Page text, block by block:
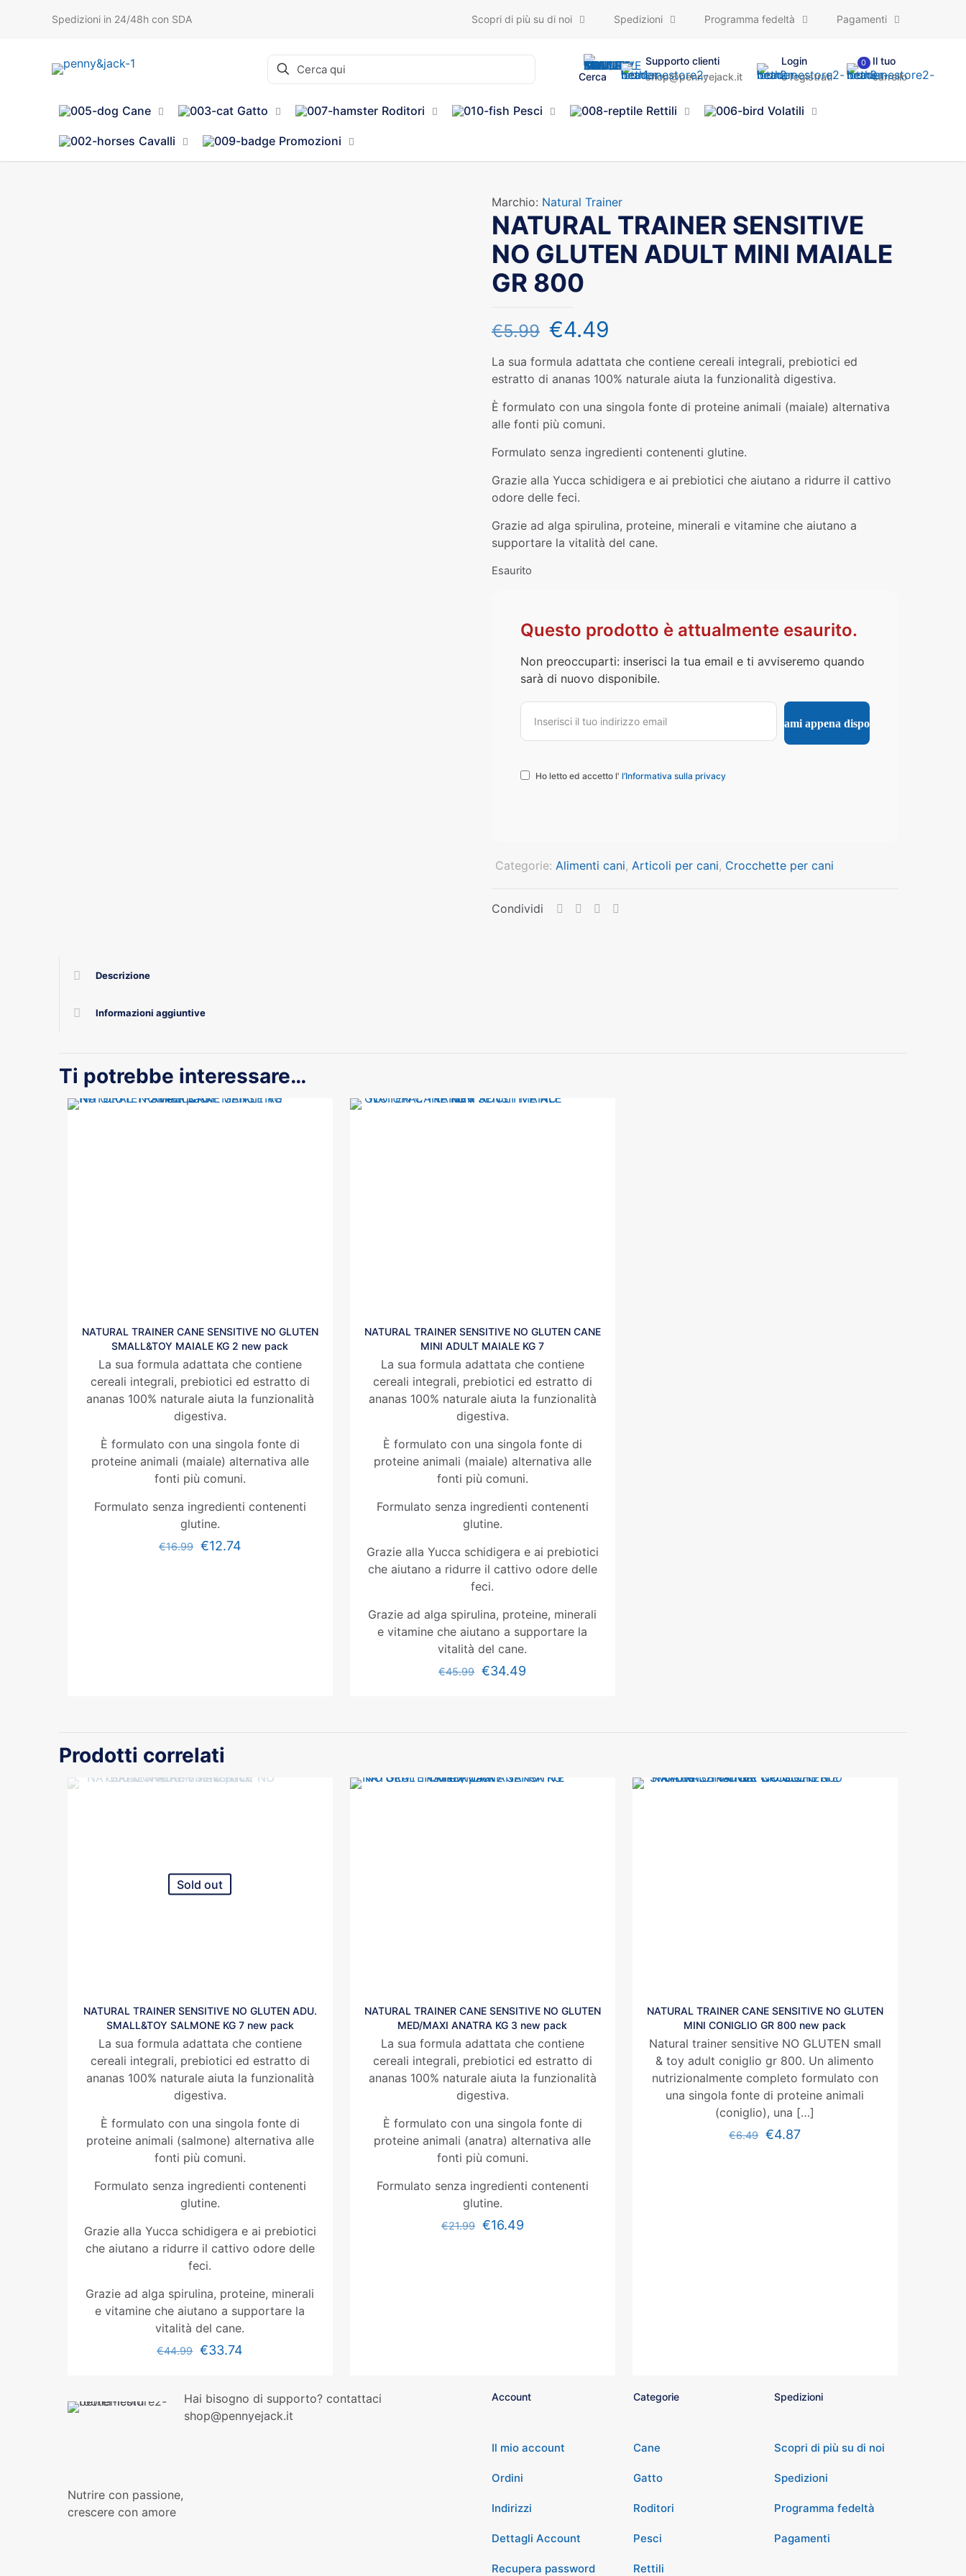
Spedizioni in 24/48h con SDA Scopri di più su di noi Spedizioni Programma fedeltà Pagamenti
Cerca
Supporto clienti
shop@pennyejack.it
Login
o registrati
0
Il tuo
carrello
Cane Gatto Roditori Pesci Rettili Volatili
Cavalli Promozioni
Marchio: Natural Trainer
NATURAL TRAINER SENSITIVE
NO GLUTEN ADULT MINI MAIALE
GR 800
€5.99 €4.49
La sua formula adattata che contiene cereali integrali, prebiotici ed
estratto di ananas 100% naturale aiuta la funzionalità digestiva.
È formulato con una singola fonte di proteine animali (maiale) alternativa
alle fonti più comuni.
Formulato senza ingredienti contenenti glutine.
Grazie alla Yucca schidigera e ai prebiotici che aiutano a ridurre il cattivo
odore delle feci.
Grazie ad alga spirulina, proteine, minerali e vitamine che aiutano a
supportare la vitalità del cane.
Esaurito
Questo prodotto è attualmente esaurito.
Non preoccuparti: inserisci la tua email e ti avviseremo quando
sarà di nuovo disponibile.
Ho letto ed accetto l' l’Informativa sulla privacy
Categorie: Alimenti cani, Articoli per cani, Crocchette per cani
Condividi
Descrizione
Informazioni aggiuntive
Ti potrebbe interessare…
NATURAL TRAINER CANE SENSITIVE NO GLUTEN
SMALL&TOY MAIALE KG 2 new pack
La sua formula adattata che contiene
cereali integrali, prebiotici ed estratto di
ananas 100% naturale aiuta la funzionalità
digestiva.
È formulato con una singola fonte di
proteine animali (maiale) alternativa alle
fonti più comuni.
Formulato senza ingredienti contenenti
glutine.
€16.99 €12.74
NATURAL TRAINER SENSITIVE NO GLUTEN CANE
MINI ADULT MAIALE KG 7
La sua formula adattata che contiene
cereali integrali, prebiotici ed estratto di
ananas 100% naturale aiuta la funzionalità
digestiva.
È formulato con una singola fonte di
proteine animali (maiale) alternativa alle
fonti più comuni.
Formulato senza ingredienti contenenti
glutine.
Grazie alla Yucca schidigera e ai prebiotici
che aiutano a ridurre il cattivo odore delle
feci.
Grazie ad alga spirulina, proteine, minerali
e vitamine che aiutano a supportare la
vitalità del cane.
€45.99 €34.49
Prodotti correlati
Sold out
NATURAL TRAINER SENSITIVE NO GLUTEN ADU.
SMALL&TOY SALMONE KG 7 new pack
La sua formula adattata che contiene
cereali integrali, prebiotici ed estratto di
ananas 100% naturale aiuta la funzionalità
digestiva.
È formulato con una singola fonte di
proteine animali (salmone) alternativa alle
fonti più comuni.
Formulato senza ingredienti contenenti
glutine.
Grazie alla Yucca schidigera e ai prebiotici
che aiutano a ridurre il cattivo odore delle
feci.
Grazie ad alga spirulina, proteine, minerali
e vitamine che aiutano a supportare la
vitalità del cane.
€44.99 €33.74
NATURAL TRAINER CANE SENSITIVE NO GLUTEN
MED/MAXI ANATRA KG 3 new pack
La sua formula adattata che contiene
cereali integrali, prebiotici ed estratto di
ananas 100% naturale aiuta la funzionalità
digestiva.
È formulato con una singola fonte di
proteine animali (anatra) alternativa alle
fonti più comuni.
Formulato senza ingredienti contenenti
glutine.
€21.99 €16.49
NATURAL TRAINER CANE SENSITIVE NO GLUTEN
MINI CONIGLIO GR 800 new pack
Natural trainer sensitive NO GLUTEN small
& toy adult coniglio gr 800. Un alimento
nutrizionalmente completo formulato con
una singola fonte di proteine animali
(coniglio), una […]
€6.49 €4.87
Hai bisogno di supporto? contattaci
shop@pennyejack.it
Nutrire con passione,
crescere con amore
Account
Il mio account
Ordini
Indirizzi
Dettagli Account
Recupera password
Categorie
Cane
Gatto
Roditori
Pesci
Rettili
Spedizioni
Scopri di più su di noi
Spedizioni
Programma fedeltà
Pagamenti